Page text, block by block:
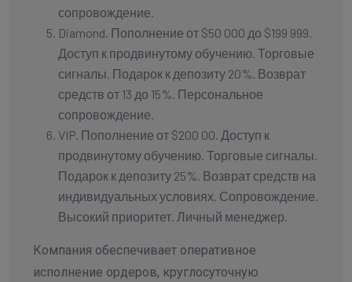
сопровождение.
Diamond. Пополнение от $50 000 до $199 999.
Доступ к продвинутому обучению. Торговые
сигналы. Подарок к депозиту 20%. Возврат
средств от 13 до 15%. Персональное
сопровождение.
VIP. Пополнение от $200 00. Доступ к
продвинутому обучению. Торговые сигналы.
Подарок к депозиту 25%. Возврат средств на
индивидуальных условиях. Сопровождение.
Высокий приоритет. Личный менеджер.
Компания обеспечивает оперативное
исполнение ордеров, круглосуточную